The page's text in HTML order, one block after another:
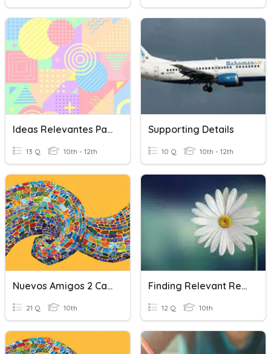
Ideas Relevantes Para La Juventud
13 Q 10th - 12th
Supporting Details
10 Q 10th - 12th
Nuevos Amigos 2 Capitulo 9 Vocabulario Relevante (2)
21 Q 10th
Finding Relevant References
12 Q 10th